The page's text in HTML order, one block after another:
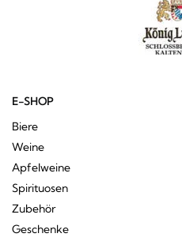
E-SHOP
Biere
Weine
Apfelweine
Spirituosen
Zubehör
Geschenke